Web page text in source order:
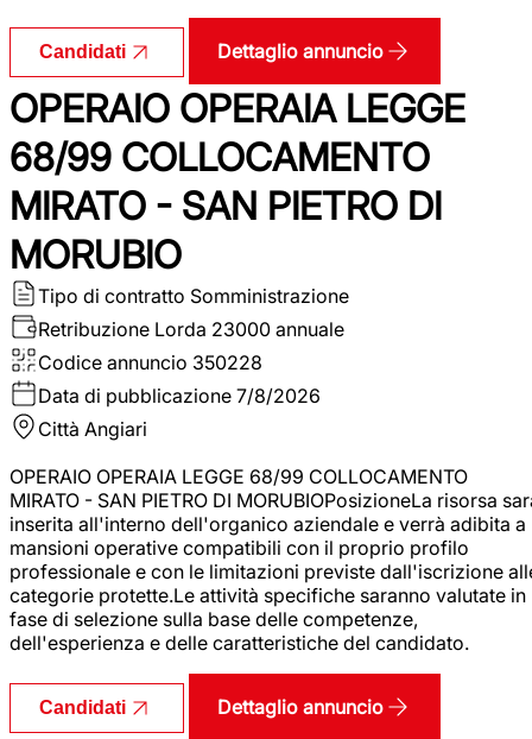
Candidati Dettaglio annuncio
OPERAIO OPERAIA LEGGE
68/99 COLLOCAMENTO
MIRATO - SAN PIETRO DI
MORUBIO
Tipo di contratto Somministrazione
Retribuzione Lorda 23000 annuale
Codice annuncio 350228
Data di pubblicazione 7/8/2026
Città Angiari
OPERAIO OPERAIA LEGGE 68/99 COLLOCAMENTO
MIRATO - SAN PIETRO DI MORUBIOPosizioneLa risorsa
inserita all'interno dell'organico aziendale e verrà adibita a
mansioni operative compatibili con il proprio profilo
professionale e con le limitazioni previste dall'iscrizione
categorie protette.Le attività specifiche saranno valutate in
fase di selezione sulla base delle competenze,
dell'esperienza e delle caratteristiche del candidato.
Candidati Dettaglio annuncio